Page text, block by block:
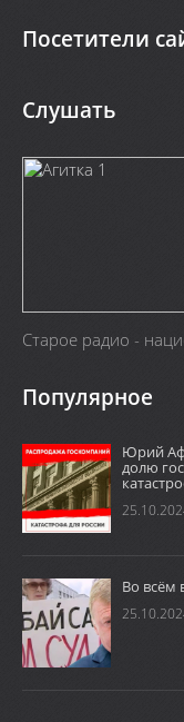
Посетители
Слушать
Старое радио -
Популярное
Юрий
долю
Во всём